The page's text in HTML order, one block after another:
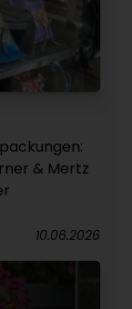
& Mertz
10.06.2026